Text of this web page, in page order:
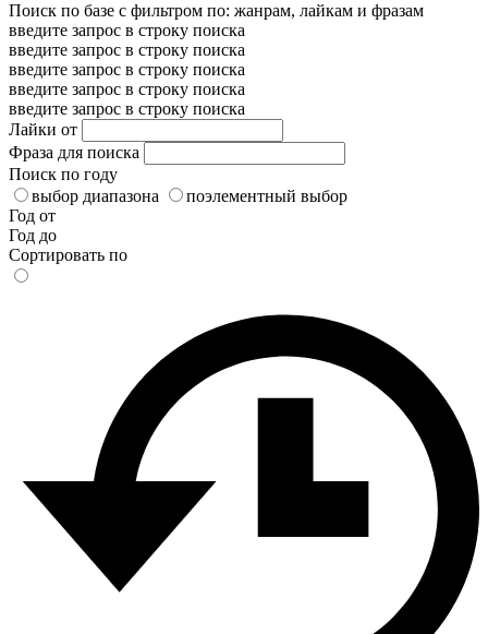
Поиск по базе с фильтром по: жанрам, лайкам и фразам
введите запрос в строку поиска
введите запрос в строку поиска
введите запрос в строку поиска
введите запрос в строку поиска
введите запрос в строку поиска
Лайки от
Фраза для поиска
Поиск по году
выбор диапазона
поэлементный выбор
Год от
Год до
Сортировать по